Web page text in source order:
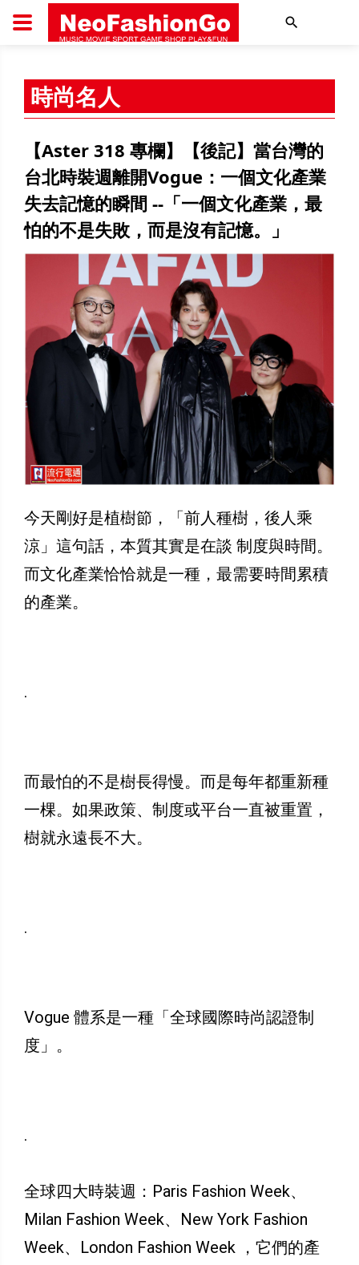
搜尋
時尚名人
【Aster 318 專欄】【後記】當台灣的
台北時裝週離開Vogue：一個文化產業
失去記憶的瞬間 --「一個文化產業，最
怕的不是失敗，而是沒有記憶。」
今天剛好是植樹節，「前人種樹，後人乘
涼」這句話，本質其實是在談 制度與時間。
而文化產業恰恰就是一種，最需要時間累積
的產業。
.
而最怕的不是樹長得慢。而是每年都重新種
一棵。如果政策、制度或平台一直被重置，
樹就永遠長不大。
.
Vogue 體系是一種「全球國際時尚認證制
度」。
.
全球四大時裝週：Paris Fashion Week、
Milan Fashion Week、New York Fashion
Week、London Fashion Week ，它們的產